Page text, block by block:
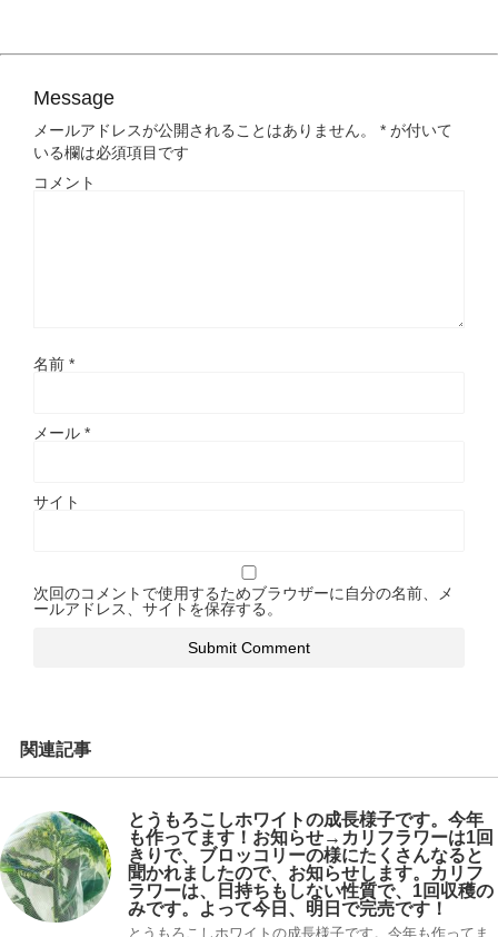
Message
メールアドレスが公開されることはありません。 * が付いて
いる欄は必須項目です
コメント
名前 *
メール *
サイト
次回のコメントで使用するためブラウザーに自分の名前、メ
ールアドレス、サイトを保存する。
関連記事
とうもろこしホワイトの成長様子です。今年
も作ってます！お知らせ→カリフラワーは1回
きりで、ブロッコリーの様にたくさんなると
聞かれましたので、お知らせします。カリフ
ラワーは、日持ちもしない性質で、1回収穫の
みです。よって今日、明日で完売です！
とうもろこしホワイトの成長様子です。今年も作ってま